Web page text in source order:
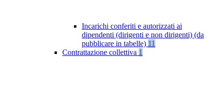
Incarichi conferiti e autorizzati ai
dipendenti (dirigenti e non dirigenti) (da
pubblicare in tabelle) 11
Contrattazione collettiva 1